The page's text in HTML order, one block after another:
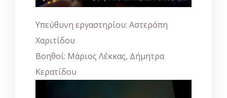
Υπεύθυνη εργαστηρίου: Αστερόπη
Χαριτίδου
Βοηθοί: Μάριος Λέκκας, Δήμητρα
Κερατίδου